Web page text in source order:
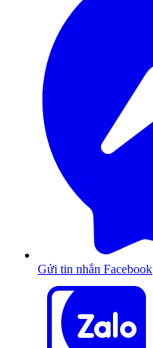
Gửi tin nhắn Facebook